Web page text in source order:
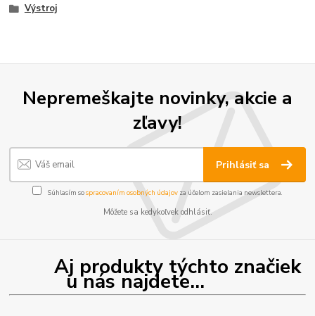
Výstroj
Nepremeškajte novinky, akcie a
zľavy!
Prihlásiť sa
Súhlasím sospracovaním osobných údajov za účelom zasielania newslettera.
Môžete sa kedykoľvek odhlásiť.
Aj produkty týchto značiek
u nás najdete...